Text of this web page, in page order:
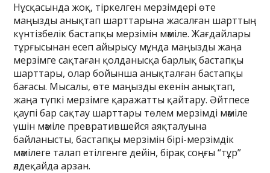
Нұсқасында жоқ, тіркелген мерзімдері өте
маңызды анықтап шарттарына жасалған шарттың
күнтізбелік бастапқы мерзімін мәміле. Жағдайлары
тұрғысынан есеп айырысу мұнда маңызды жаңа
мерзімге сақтаған қолданысқа барлық бастапқы
шарттары, олар бойынша анықталған бастапқы
бағасы. Мысалы, өте маңызды екенін анықтап,
жаңа түпкі мерзімге қаражатты қайтару. Әйтпесе
қаупі бар сақтау шарттары төлем мерзімді мәміле
үшін мәміле превратившейся аяқталуына
байланысты, бастапқы мерзімін бірі-мерзімдік
мәмілеге талап етілгенге дейін, бірақ соңғы “тұр”
әлдеқайда арзан.